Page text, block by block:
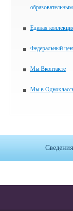
Единая
Федеральный
Мы Вконтакте
Мы в